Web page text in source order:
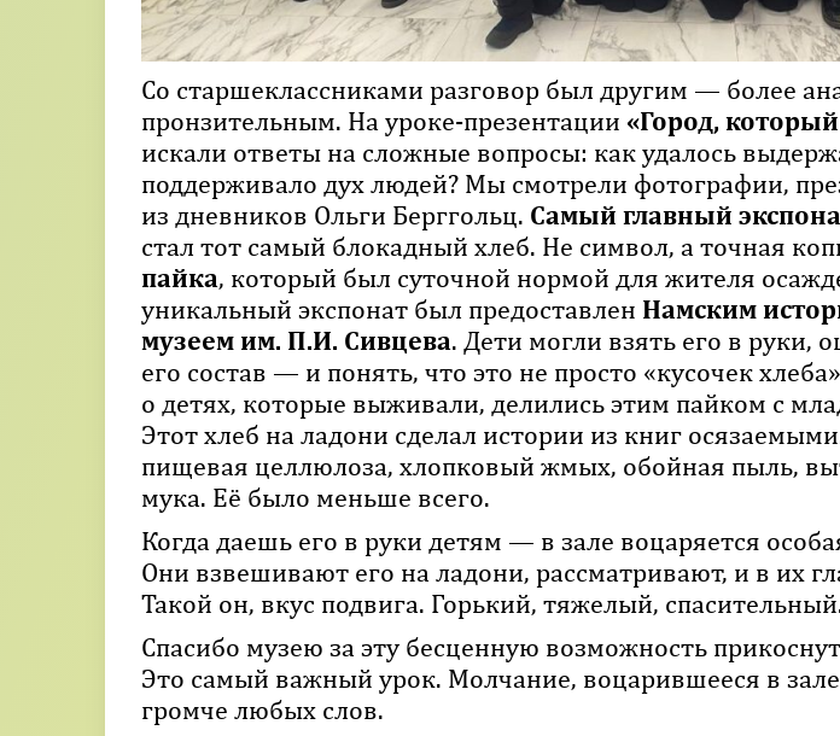
Со старшеклассниками разговор был другим — более
пронзительным. На уроке-презентации «Город,
искали ответы на сложные вопросы: как удалось
поддерживало дух людей? Мы смотрели фотографии,
из дневников Ольги Берггольц. Самый главный
стал тот самый блокадный хлеб. Не символ, а точная
пайка, который был суточной нормой для жителя
уникальный экспонат был предоставлен Намским
музеем им. П.И. Сивцева. Дети могли взять его в руки,
его состав — и понять, что это не просто «кусочек
о детях, которые выживали, делились этим пайком с
Этот хлеб на ладони сделал истории из книг
пищевая целлюлоза, хлопковый жмых, обойная пыль,
мука. Её было меньше всего.
Когда даешь его в руки детям — в зале воцаряется
Они взвешивают его на ладони, рассматривают, и в их
Такой он, вкус подвига. Горький, тяжелый,
Спасибо музею за эту бесценную возможность
Это самый важный урок. Молчание, воцарившееся в
громче любых слов.